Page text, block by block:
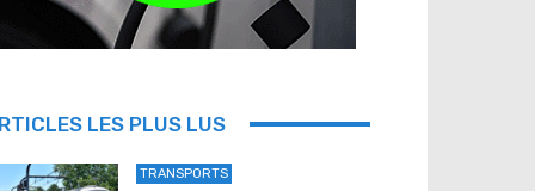
LES PLUS LUS
TRANSPORTS